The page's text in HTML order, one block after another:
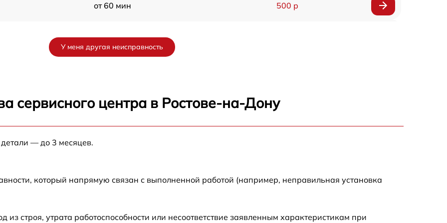
от 60 мин 500 р
У меня другая неисправность
сервисного центра в Ростове-на-Дону
— до 3 месяцев.
который напрямую связан с выполненной работой (например, неправильная установка
строя, утрата работоспособности или несоответствие заявленным характеристикам при